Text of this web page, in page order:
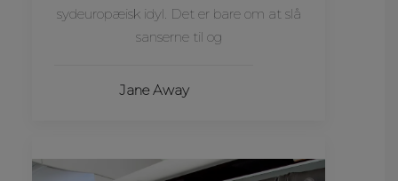
sydeuropæisk idyl. Det er bare om at slå
sanserne til og
Jane Away